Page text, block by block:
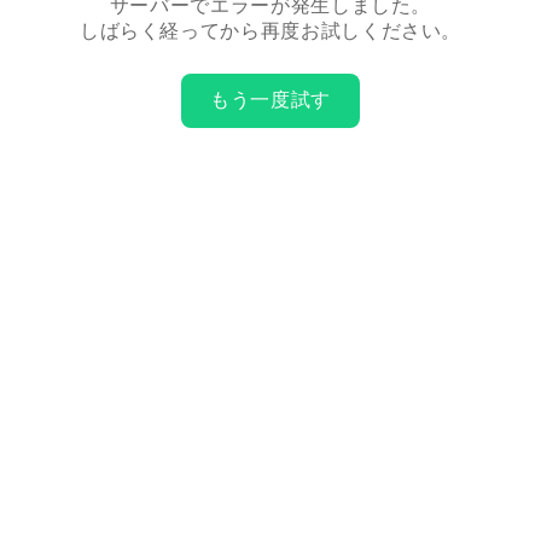
サーバーでエラーが発生しました。
しばらく経ってから再度お試しください。
もう一度試す